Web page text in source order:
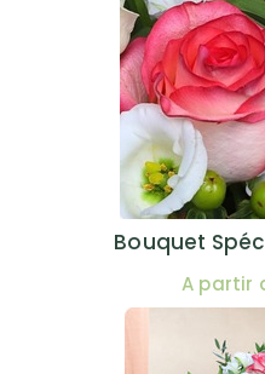
Bouquet
A partir